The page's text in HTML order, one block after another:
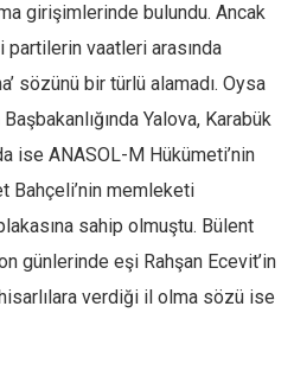
girişimlerinde bulundu. Ancak
partilerin vaatleri arasında
sözünü bir türlü alamadı. Oysa
Yalova, Karabük
ise ANASOL-M Hükümeti’nin
Bahçeli’nin memleketi
sahip olmuştu. Bülent
günlerinde eşi Rahşan Ecevit’in
verdiği il olma sözü ise